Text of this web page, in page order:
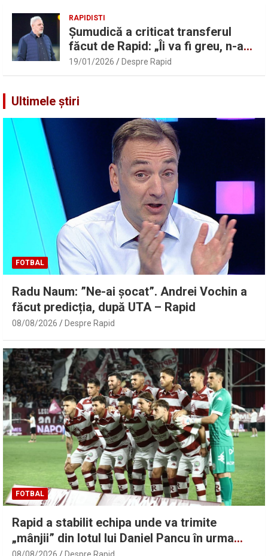
RAPIDISTI
Șumudică a criticat transferul
făcut de Rapid: „Îi va fi greu, n-am
înțeles”
19/01/2026 Despre Rapid
Ultimele știri
FOTBAL
Radu Naum: ”Ne-ai șocat”. Andrei Vochin a
făcut predicția, după UTA – Rapid
08/08/2026 Despre Rapid
FOTBAL
Rapid a stabilit echipa unde va trimite
„mânjii” din lotul lui Daniel Pancu în urma